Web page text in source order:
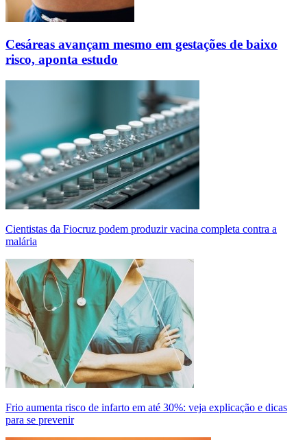
Cesáreas avançam mesmo em gestações de baixo
risco, aponta estudo
Cientistas da Fiocruz podem produzir vacina completa contra a
malária
Frio aumenta risco de infarto em até 30%: veja explicação e dicas
para se prevenir